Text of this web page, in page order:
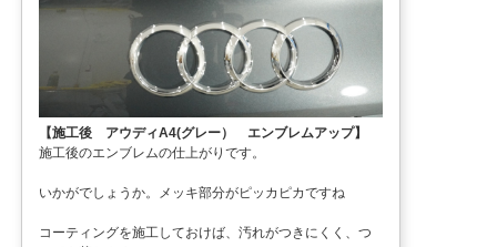
【施工後 アウディA4(グレー） エンブレムアップ】
施工後のエンブレムの仕上がりです。
いかがでしょうか。メッキ部分がピッカピカですね
コーティングを施工しておけば、汚れがつきにくく、つ